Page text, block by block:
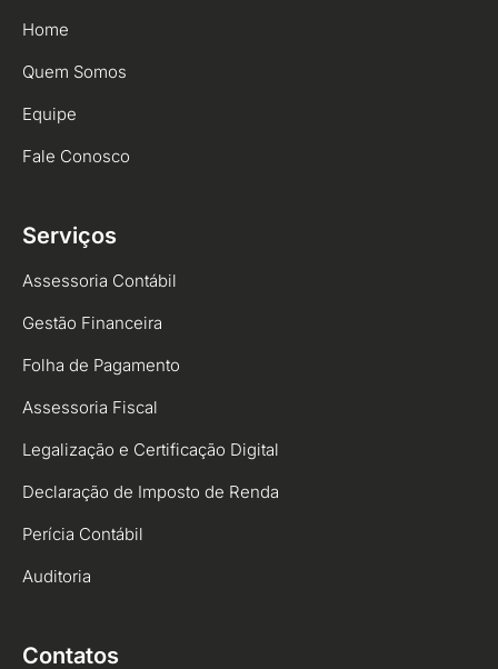
Home
Quem Somos
Equipe
Fale Conosco
Serviços
Assessoria Contábil
Gestão Financeira
Folha de Pagamento
Assessoria Fiscal
Legalização e Certificação Digital
Declaração de Imposto de Renda
Perícia Contábil
Auditoria
Contatos